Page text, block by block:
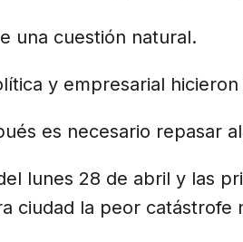
una cuestión natural.
y empresarial hicieron
es necesario repasar
lunes 28 de abril y las
ciudad la peor catástrofe